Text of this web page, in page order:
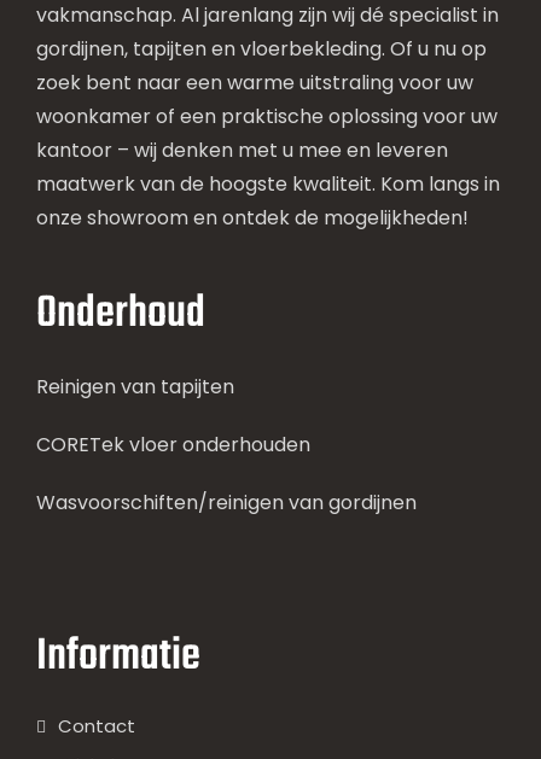
vakmanschap. Al jarenlang zijn wij dé specialist in
gordijnen, tapijten en vloerbekleding. Of u nu op
zoek bent naar een warme uitstraling voor uw
woonkamer of een praktische oplossing voor uw
kantoor – wij denken met u mee en leveren
maatwerk van de hoogste kwaliteit. Kom langs in
onze showroom en ontdek de mogelijkheden!
Onderhoud
Reinigen van tapijten
CORETek vloer onderhouden
Wasvoorschiften/reinigen van gordijnen
Informatie
Contact